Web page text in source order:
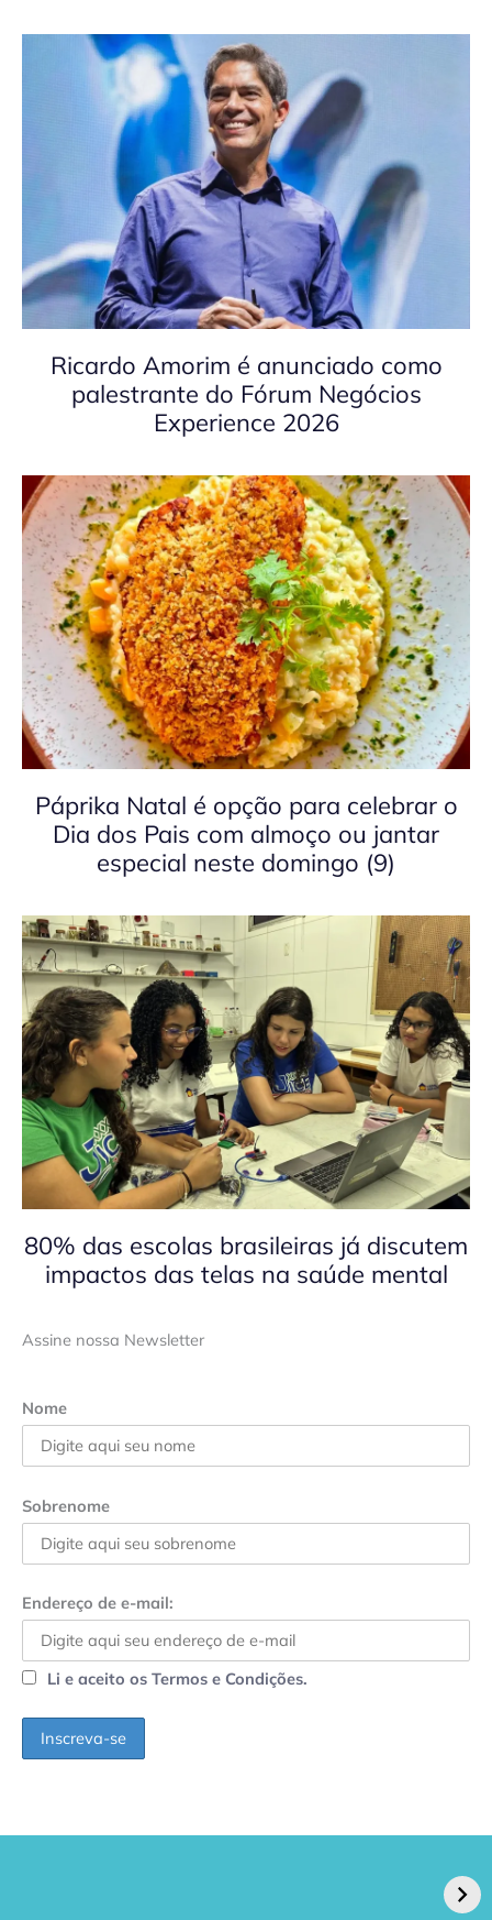
Ricardo Amorim é anunciado como
palestrante do Fórum Negócios
Experience 2026
Páprika Natal é opção para celebrar o
Dia dos Pais com almoço ou jantar
especial neste domingo (9)
80% das escolas brasileiras já discutem
impactos das telas na saúde mental
Assine nossa Newsletter
Nome
Sobrenome
Endereço de e-mail:
Li e aceito os Termos e Condições.
caso de superfungo